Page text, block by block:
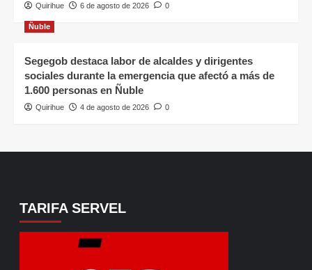
Quirihue 6 de agosto de 2026 0
Ñuble
Segegob destaca labor de alcaldes y dirigentes
sociales durante la emergencia que afectó a más de
1.600 personas en Ñuble
Quirihue 4 de agosto de 2026 0
TARIFA SERVEL